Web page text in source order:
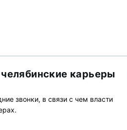
карьеры
звонки, в связи с чем власти